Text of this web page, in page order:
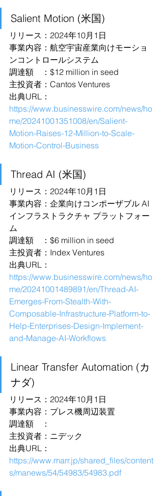
Salient Motion (米国)
リリース：2024年10月1日
事業内容：航空宇宙産業向けモーショ
ンコントロールシステム
調達額　：$12 million in seed
主投資者：Cantos Ventures
出典URL：
https://www.businesswire.com/news/ho
me/20241001351008/en/Salient-
Motion-Raises-12-Million-to-Scale-
Motion-Control-Business
Thread AI (米国)
リリース：2024年10月1日
事業内容：企業向けコンポーザブル AI
インフラストラクチャ プラットフォー
ム
調達額　：$6 million in seed
主投資者：Index Ventures
出典URL：
https://www.businesswire.com/news/ho
me/20241001489891/en/Thread-AI-
Emerges-From-Stealth-With-
Composable-Infrastructure-Platform-to-
Help-Enterprises-Design-Implement-
and-Manage-AI-Workflows
Linear Transfer Automation (カ
ナダ)
リリース：2024年10月1日
事業内容：プレス機周辺装置
調達額　：
主投資者：ニデック
出典URL：
https://www.marr.jp/shared_files/content
s/manews/54/54983/54983.pdf